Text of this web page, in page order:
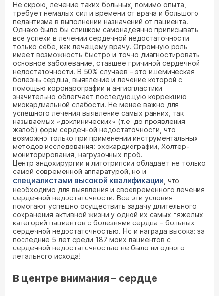
Не скрою, лечение таких больных, помимо опыта,
требует немалых сил и времени от врача и большого
педантизма в выполнении назначений от пациента.
Однако было бы слишком самонадеянно приписывать
все успехи в лечении сердечной недостаточности
только себе, как лечащему врачу. Огромную роль
имеет возможность быстро и точно диагностировать
основное заболевание, ставшее причиной сердечной
недостаточности. В 50% случаев – это ишемическая
болезнь сердца, выявление и лечение которой с
помощью коронарографии и ангиопластики
значительно облегчает последующую коррекцию
миокардиальной слабости. Не менее важно для
успешного лечения выявление самых ранних, так
называемых «доклинических» (т.е. до проявления
жалоб) форм сердечной недостаточности, что
возможно только при применении инструментальных
методов исследования: эхокардиографии, Холтер-
мониторирования, нагрузочных проб.
Центр эндохирургии и литотрипсии обладает не только
самой современной аппаратурой, но и
специалистами высокой квалификации , что
необходимо для выявления и своевременного лечения
сердечной недостаточности. Все эти условия
помогают успешно осуществить задачу длительного
сохранения активной жизни у одной их самых тяжелых
категорий пациентов с болезнями сердца – больных
сердечной недостаточностью. Но и награда высока: за
последние 5 лет среди 187 моих пациентов с
сердечной недостаточностью не было ни одного
летального исхода!
В центре внимания – сердце